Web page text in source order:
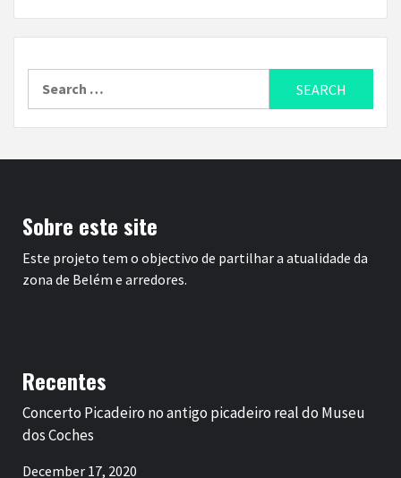
Sobre este site
Este projeto tem o objectivo de partilhar a atualidade da
zona de Belém e arredores.
Recentes
Concerto Picadeiro no antigo picadeiro real do Museu
dos Coches
December 17, 2020